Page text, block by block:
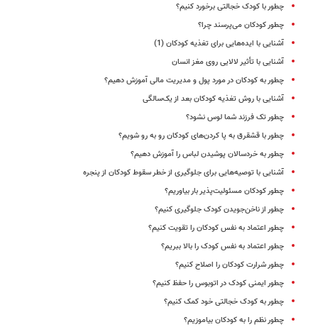
چطور با کودک خجالتی برخورد کنیم؟
چطور کودکان می‌پرسند چرا؟
آشنایی با ایده‌هایی برای تغذیه کودکان (1)
آشنایی با تأثیر لالایی روی مغز انسان
چطور به کودکان در مورد پول و مدیریت مالی آموزش دهیم؟
آشنایی با روش تغذیه کودکان بعد از یک‌سالگی
چطور تک فرزند شما لوس نشود؟
چطور با قشقرق‌ به پا کردن‌های کودکان رو به رو شویم؟
چطور به خردسالان پوشیدن لباس را آموزش دهیم؟
آشنایی با توصیه‌هایی برای جلوگیری از خطر سقوط کودکان از پنجره
چطور کودکان مسئولیت‌پذیر بار بیاوریم؟
چطور از ناخن‌جویدن کودک جلوگیری کنیم؟
چطور اعتماد به نفس کودکان را تقویت کنیم؟
چطور اعتماد به نفس کودک را بالا ببریم؟
چطور شرارت کودکان را اصلاح کنیم؟
چطور ایمنی کودک در اتوبوس را حفظ کنیم؟
چطور به کودک خجالتی خود کمک کنیم؟
چطور نظم را به کودکان بیاموزیم؟